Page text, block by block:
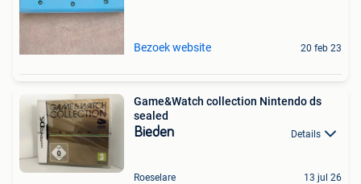
Bezoek website 20 feb 23
Game&Watch collection Nintendo ds
sealed
Bieden Details
Roeselare 13 jul 26